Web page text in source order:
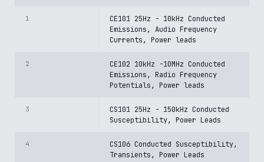
1
CE101 25Hz - 10kHz Conducted
Emissions, Audio Frequency
Currents, Power leads
2
CE102 10kHz -10MHz Conducted
Emissions, Radio Frequency
Potentials, Power leads
3
CS101 25Hz - 150kHz Conducted
Susceptibility, Power Leads
4
CS106 Conducted Susceptibility,
Transients, Power Leads